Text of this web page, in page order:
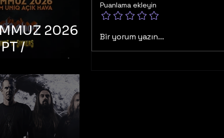
Puanlama ekleyin
Bir yorum yazın...
2026 –
/
/
‘N’
– İstanbul,
Uniq